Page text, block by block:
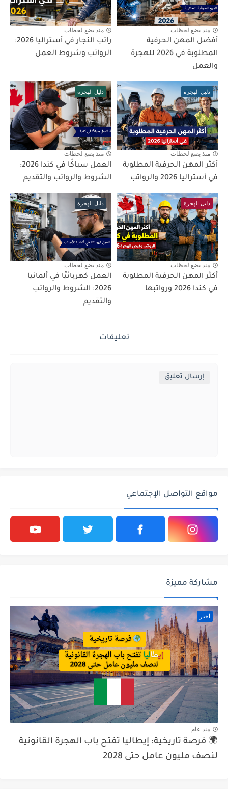
منذ بضع لحظات
أفضل المهن الحرفية
المطلوبة في 2026 للهجرة
والعمل
منذ بضع لحظات
راتب النجار في أستراليا 2026:
الرواتب وشروط العمل
دليل الهجرة
منذ بضع لحظات
أكثر المهن الحرفية المطلوبة
في أستراليا 2026 والرواتب
دليل الهجرة
منذ بضع لحظات
العمل سباكًا في كندا 2026:
الشروط والرواتب والتقديم
دليل الهجرة
منذ بضع لحظات
أكثر المهن الحرفية المطلوبة
في كندا 2026 ورواتبها
دليل الهجرة
منذ بضع لحظات
العمل كهربائيًا في ألمانيا
2026: الشروط والرواتب
والتقديم
تعليقات
إرسال تعليق
مواقع التواصل الإجتماعي
مشاركة مميزة
أخبار
منذ عام
🌍 فرصة تاريخية: إيطاليا تفتح باب الهجرة القانونية
لنصف مليون عامل حتى 2028